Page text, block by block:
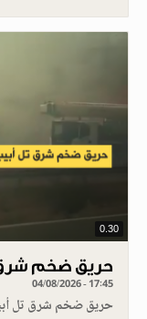
0.30
حريق ضخم
04/08/2026 - 17:45
حريق ضخم شرق تل